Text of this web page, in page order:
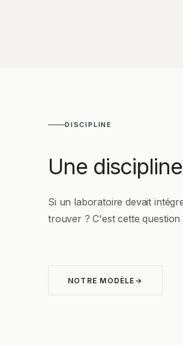
DISCIPLINE
Une
Si un laboratoire devait
trouver ? C'est cette
NOTRE MODÈLE →